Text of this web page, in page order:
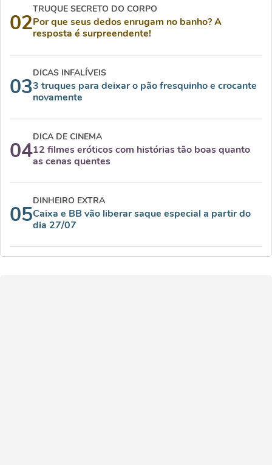
02
TRUQUE SECRETO DO CORPO
Por que seus dedos enrugam no banho? A
resposta é surpreendente!
03
DICAS INFALÍVEIS
3 truques para deixar o pão fresquinho e crocante
novamente
04
DICA DE CINEMA
12 filmes eróticos com histórias tão boas quanto
as cenas quentes
05
DINHEIRO EXTRA
Caixa e BB vão liberar saque especial a partir do
dia 27/07